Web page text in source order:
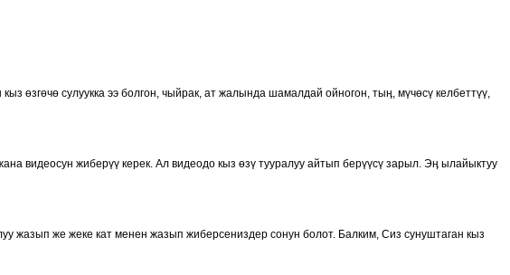
өзгөчө сулуукка ээ болгон, чыйрак, ат жалында шамалдай ойногон, тыӊ, мүчөсү келбеттүү,
видеосун жиберүү керек. Ал видеодо кыз өзү тууралуу айтып берүүсү зарыл. Эӊ ылайыктуу
жазып же жеке кат менен жазып жиберсениздер сонун болот. Балким, Сиз сунуштаган кыз